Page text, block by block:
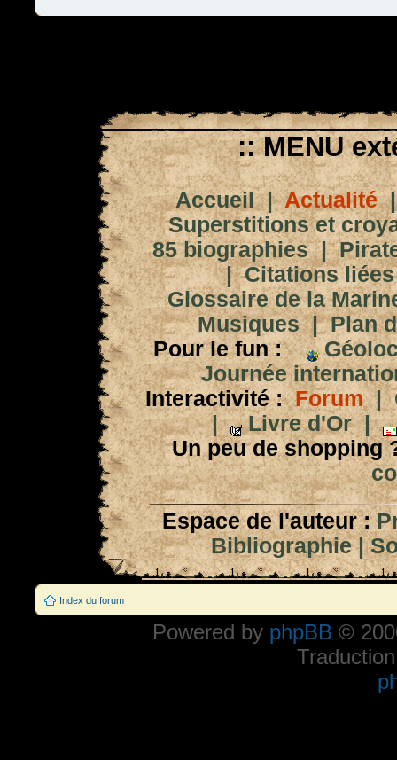
:: MENU
Accueil|Actualité
Superstitions et
85 biographies|
|Citations
Glossaire de la
Musiques|Plan
Pour le fun :
Journée
Interactivité : Forum|
|
Livre d'Or|
Un peu de shopping
Espace de l'auteur :
Bibliographie|
Index du forum
Powered by phpBB ©